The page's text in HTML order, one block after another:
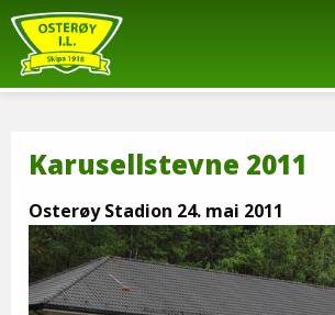
Karusellstevne 2011
Osterøy Stadion 24. mai 2011